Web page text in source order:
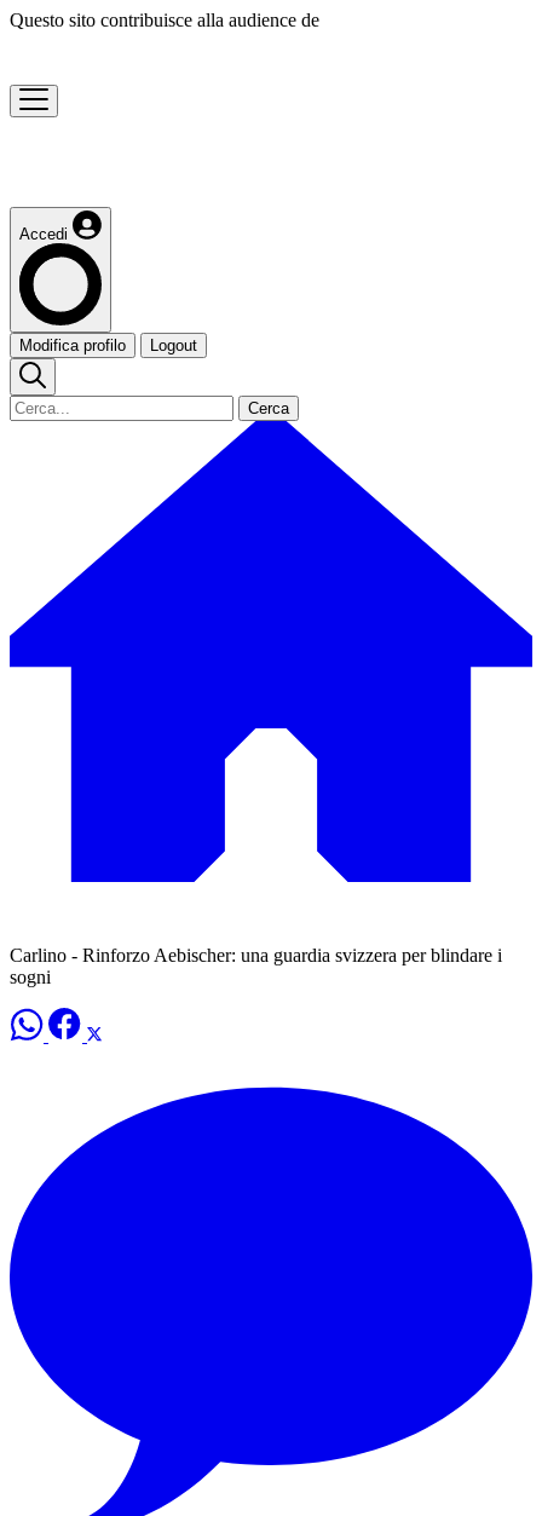
Questo sito contribuisce alla audience de
Accedi
Modifica profilo Logout
Cerca
Carlino - Rinforzo Aebischer: una guardia svizzera per blindare i
sogni